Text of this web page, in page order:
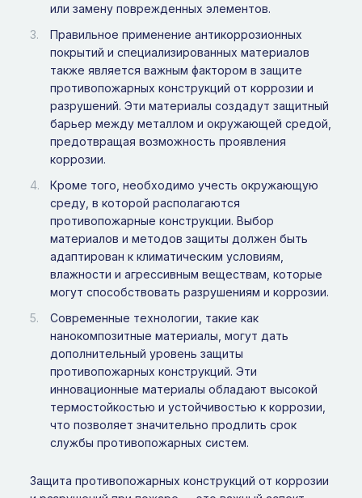
или замену поврежденных элементов.
Правильное применение антикоррозионных
покрытий и специализированных материалов
также является важным фактором в защите
противопожарных конструкций от коррозии и
разрушений. Эти материалы создадут защитный
барьер между металлом и окружающей средой,
предотвращая возможность проявления
коррозии.
Кроме того, необходимо учесть окружающую
среду, в которой располагаются
противопожарные конструкции. Выбор
материалов и методов защиты должен быть
адаптирован к климатическим условиям,
влажности и агрессивным веществам, которые
могут способствовать разрушениям и коррозии.
Современные технологии, такие как
нанокомпозитные материалы, могут дать
дополнительный уровень защиты
противопожарных конструкций. Эти
инновационные материалы обладают высокой
термостойкостью и устойчивостью к коррозии,
что позволяет значительно продлить срок
службы противопожарных систем.
Защита противопожарных конструкций от коррозии